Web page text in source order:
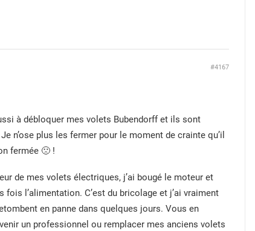
#4167
à débloquer mes volets Bubendorff et ils sont
n’ose plus les fermer pour le moment de crainte qu’il
fermée 🙁 !
de mes volets électriques, j’ai bougé le moteur et
fois l’alimentation. C’est du bricolage et j’ai vraiment
en panne dans quelques jours. Vous en
un professionnel ou remplacer mes anciens volets